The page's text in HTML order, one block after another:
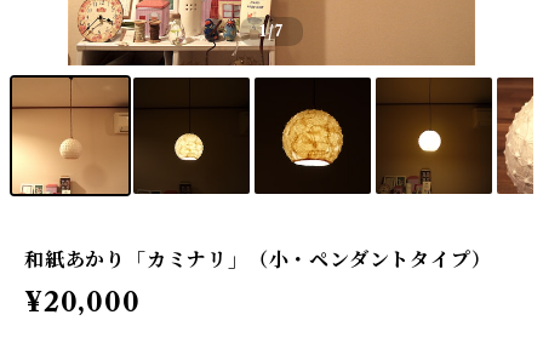
1/7
和紙あかり「カミナリ」（小・ペンダントタイプ）
¥20,000